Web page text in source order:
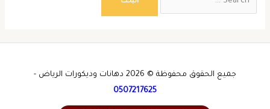
جميع الحقوق محفوظة © 2026 دهانات وديكورات الرياض -
0507217625